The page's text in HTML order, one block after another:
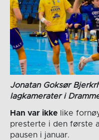
Jonatan Goksør
lagkamerater i
Han var ikkelike
presterte i den første
pausen i januar.